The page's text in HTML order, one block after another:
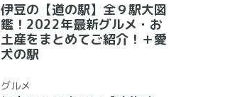
伊豆の【道の駅】全９駅大図
鑑！2022年最新グルメ・お
土産をまとめてご紹介！＋愛
犬の駅
グルメ